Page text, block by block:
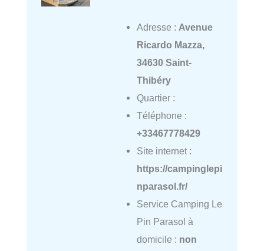
Adresse : Avenue
Ricardo Mazza,
34630 Saint-
Thibéry
Quartier :
Téléphone :
+33467778429
Site internet :
https://campinglepi
nparasol.fr/
Service Camping Le
Pin Parasol à
domicile : non